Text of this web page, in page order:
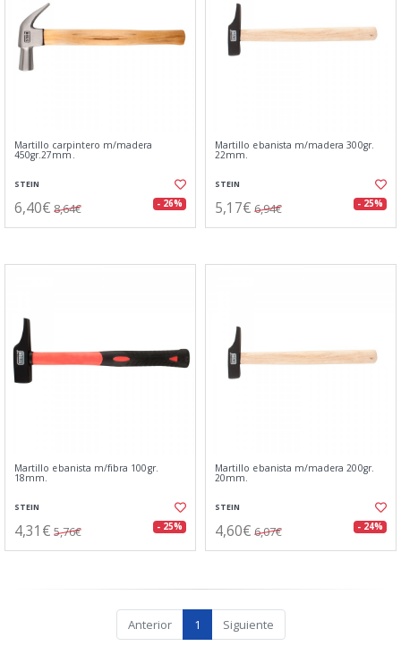
Martillo carpintero m/madera
450gr.27mm.
STEIN
6,40€ 8,64€ - 26%
Martillo ebanista m/madera 300gr.
22mm.
STEIN
5,17€ 6,94€ - 25%
Martillo ebanista m/fibra 100gr.
18mm.
STEIN
4,31€ 5,76€ - 25%
Martillo ebanista m/madera 200gr.
20mm.
STEIN
4,60€ 6,07€ - 24%
Anterior 1 Siguiente